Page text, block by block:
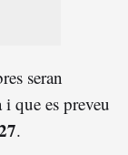
seran
que es preveu
.